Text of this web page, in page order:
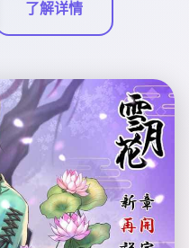
了解详情